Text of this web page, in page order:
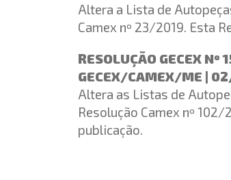
Altera a Lista de
Camex nº 23/2019. Esta
RESOLUÇÃO GECEX Nº
GECEX/CAMEX/ME |
Altera as Listas de
Resolução Camex nº
publicação.